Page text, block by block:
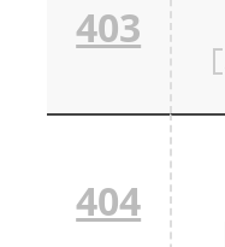
403
404